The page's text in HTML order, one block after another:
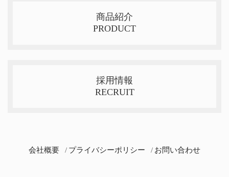
商品紹介
PRODUCT
採用情報
RECRUIT
会社概要 プライバシーポリシー お問い合わせ